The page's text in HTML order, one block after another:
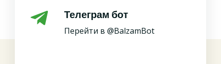
Телеграм бот
Перейти в @BalzamBot